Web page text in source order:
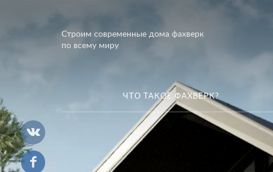
Строим современные дома фахверк
по всему миру
ЧТО ТАКОЕ ФАХВЕРК?